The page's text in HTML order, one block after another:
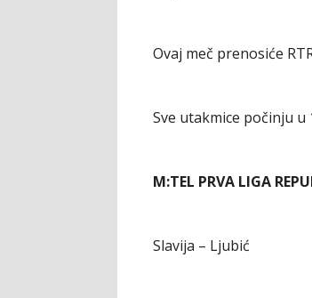
Ovaj meč prenosiće
Sve utakmice počinju u
M:TEL PRVA LIGA
Slavija – Ljubić